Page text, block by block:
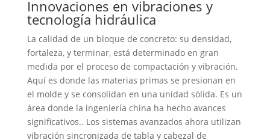
Innovaciones en vibraciones y
tecnología hidráulica
La calidad de un bloque de concreto: su densidad,
fortaleza, y terminar, está determinado en gran
medida por el proceso de compactación y vibración.
Aquí es donde las materias primas se presionan en
el molde y se consolidan en una unidad sólida. Es un
área donde la ingeniería china ha hecho avances
significativos.. Los sistemas avanzados ahora utilizan
vibración sincronizada de tabla y cabezal de